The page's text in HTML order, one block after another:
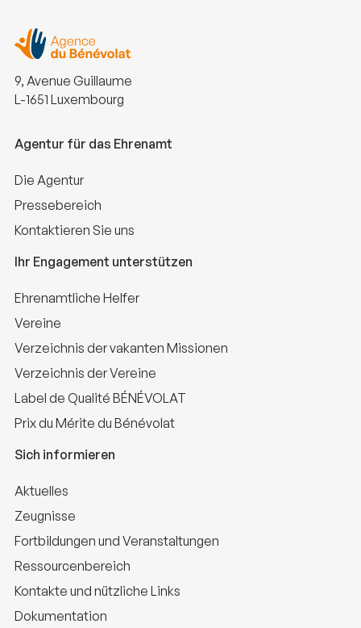
9, Avenue Guillaume
L-1651 Luxembourg
Agentur für das Ehrenamt
Die Agentur
Pressebereich
Kontaktieren Sie uns
Ihr Engagement unterstützen
Ehrenamtliche Helfer
Vereine
Verzeichnis der vakanten Missionen
Verzeichnis der Vereine
Label de Qualité BÉNÉVOLAT
Prix du Mérite du Bénévolat
Sich informieren
Aktuelles
Zeugnisse
Fortbildungen und Veranstaltungen
Ressourcenbereich
Kontakte und nützliche Links
Dokumentation